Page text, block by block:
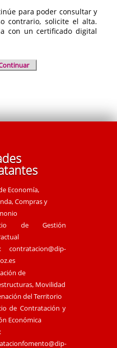
para poder consultar y
contrario, solicite el alta.
con un certificado digital
Economía,
Compras y
de Gestión
contratacion@dip-
de
Movilidad
del Territorio
de Contratación y
Económica